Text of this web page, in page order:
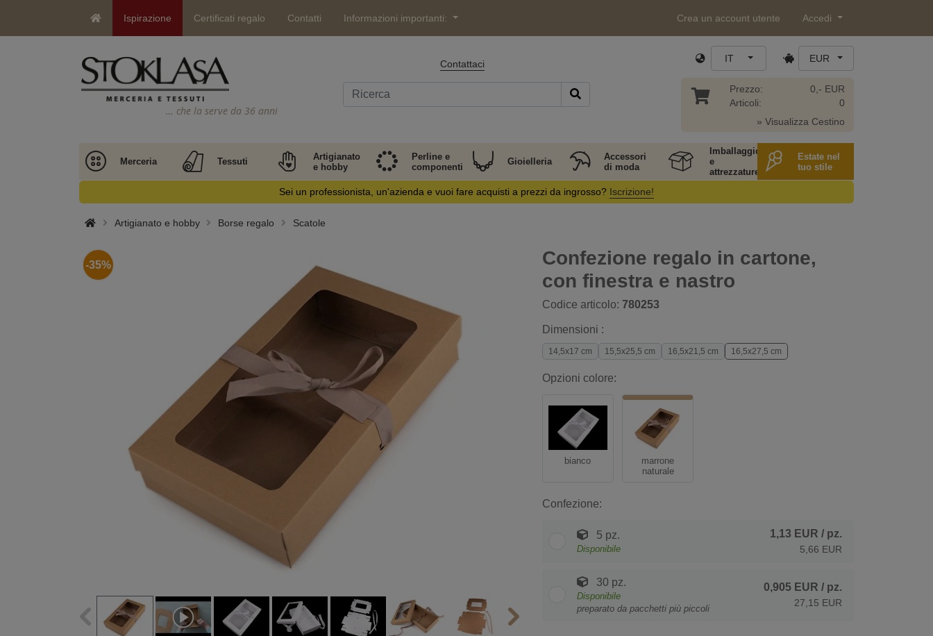
Ispirazione Certificati regalo Contatti Informazioni importanti: Crea un account utente Accedi
… che la serve da 36 anni
Contattaci IT EUR
Prezzo:
Articoli:
0,- EUR
0
» Visualizza Cestino
Merceria Tessuti
Artigianato
e hobby
Perline e
componenti
Gioielleria
Accessori
di moda
Imballaggio
e
attrezzature
Estate nel
tuo stile
Sei un professionista, un'azienda e vuoi fare acquisti a prezzi da ingrosso? Iscrizione!
Artigianato e hobby Borse regalo Scatole
Confezione regalo in cartone,
con finestra e nastro
Codice articolo: 780253
-35%
Dimensioni :
14,5x17 cm 15,5x25,5 cm 16,5x21,5 cm 16,5x27,5 cm
Opzioni colore:
bianco
marrone
naturale
Confezione:
5 pz.
Disponibile
1,13 EUR / pz.
5,66 EUR
30 pz.
Disponibile
preparato da pacchetti più piccoli
0,905 EUR / pz.
27,15 EUR